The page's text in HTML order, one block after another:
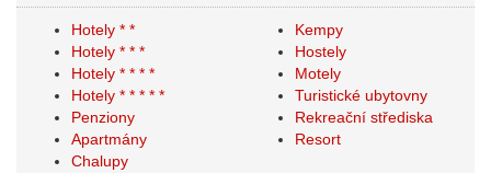
Hotely * *
Hotely * * *
Hotely * * * *
Hotely * * * * *
Penziony
Apartmány
Chalupy
Kempy
Hostely
Motely
Turistické ubytovny
Rekreační střediska
Resort